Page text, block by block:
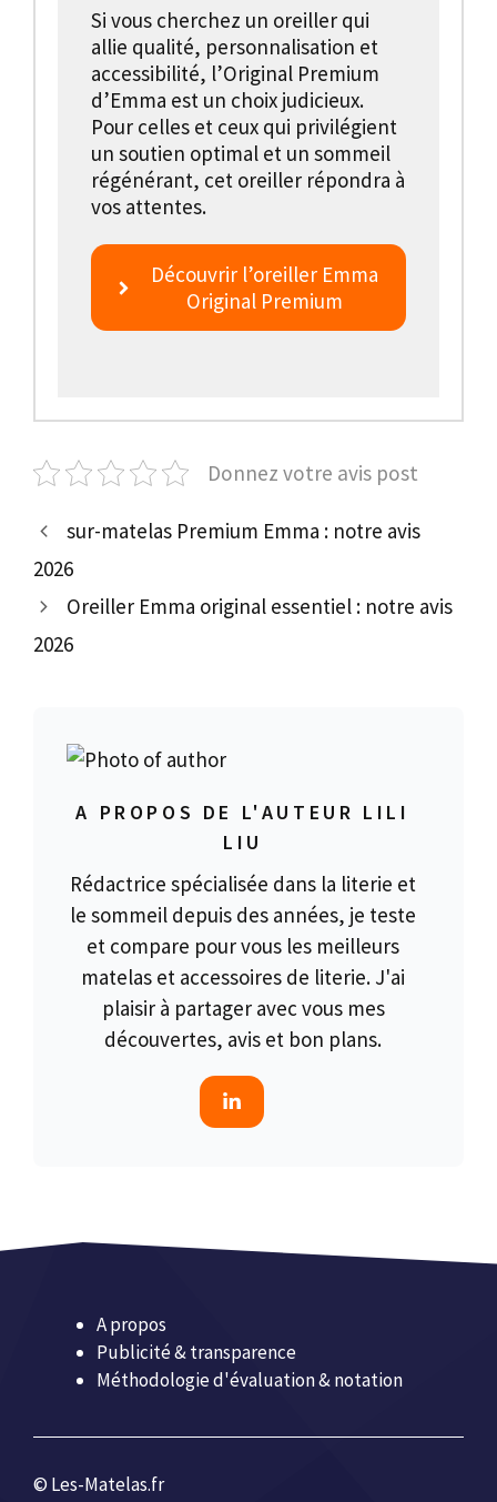
Si vous cherchez un oreiller qui
allie qualité, personnalisation et
accessibilité, l’Original Premium
d’Emma est un choix judicieux.
Pour celles et ceux qui privilégient
un soutien optimal et un sommeil
régénérant, cet oreiller répondra à
vos attentes.
Découvrir l’oreiller Emma
Original Premium
Donnez votre avis post
sur-matelas Premium Emma : notre avis
2026
Oreiller Emma original essentiel : notre avis
2026
A PROPOS DE L'AUTEUR LILI
LIU
Rédactrice spécialisée dans la literie et
le sommeil depuis des années, je teste
et compare pour vous les meilleurs
matelas et accessoires de literie. J'ai
plaisir à partager avec vous mes
découvertes, avis et bon plans.
A propos
Publicité & transparence
Méthodologie d'évaluation & notation
© Les-Matelas.fr